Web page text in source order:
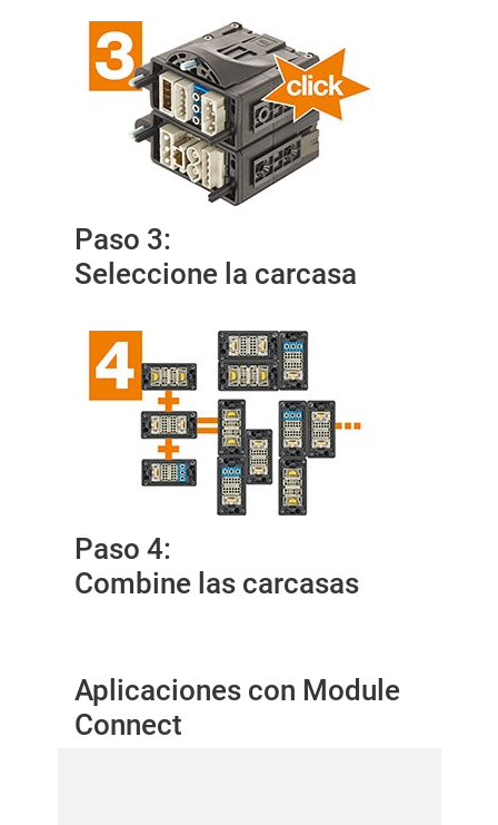
Paso 3:
Seleccione la carcasa
Paso 4:
Combine las carcasas
Aplicaciones con Module
Connect